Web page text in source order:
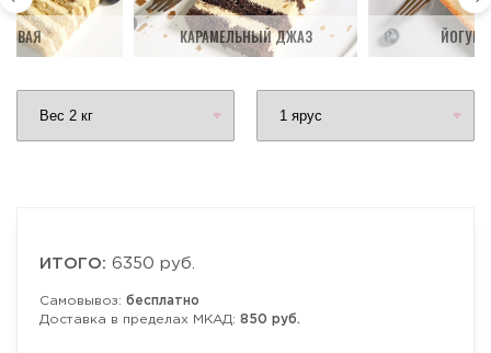
КАРАМЕЛЬНЫЙ ДЖАЗ
ИТОГО: 6350 руб.
Самовывоз: бесплатно
Доставка в пределах МКАД: 850 руб.